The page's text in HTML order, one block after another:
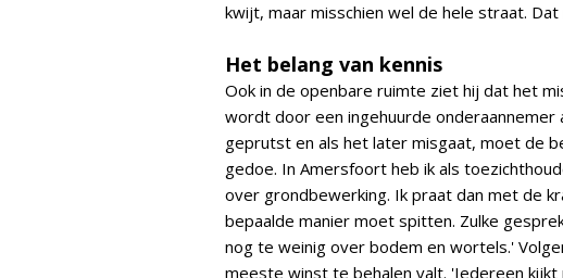
kwijt, maar misschien wel de hele straat.
Het belang van kennis
Ook in de openbare ruimte ziet hij dat het
wordt door een ingehuurde
geprutst en als het later misgaat, moet de
gedoe. In Amersfoort heb ik als
over grondbewerking. Ik praat dan met de
bepaalde manier moet spitten. Zulke
nog te weinig over bodem en wortels.'
meeste winst te behalen valt. 'Iedereen